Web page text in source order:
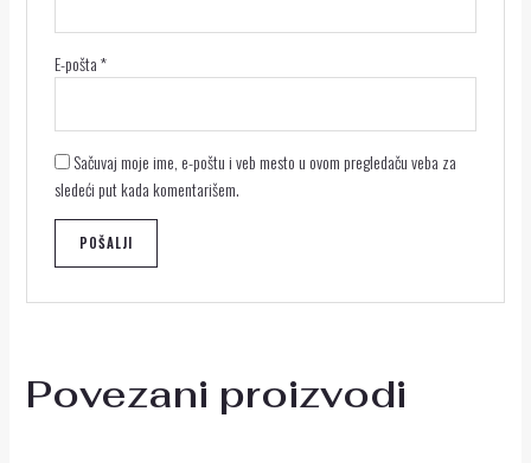
E-pošta*
Sačuvaj moje ime, e-poštu i veb mesto u ovom pregledaču veba za
sledeći put kada komentarišem.
Povezani proizvodi